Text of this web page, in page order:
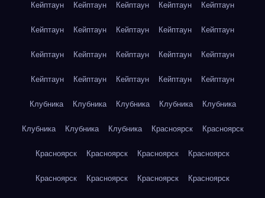
Кейптаун Кейптаун Кейптаун Кейптаун Кейптаун
Кейптаун Кейптаун Кейптаун Кейптаун Кейптаун
Кейптаун Кейптаун Кейптаун Кейптаун Кейптаун
Кейптаун Кейптаун Кейптаун Кейптаун Кейптаун
Клубника Клубника Клубника Клубника Клубника
Клубника Клубника Клубника Красноярск Красноярск
Красноярск Красноярск Красноярск Красноярск
Красноярск Красноярск Красноярск Красноярск